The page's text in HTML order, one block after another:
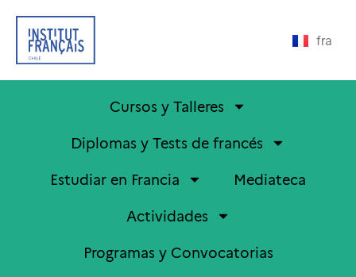
fra
Cursos y Talleres
Diplomas y Tests de francés
Estudiar en Francia
Mediateca
Actividades
Programas y Convocatorias